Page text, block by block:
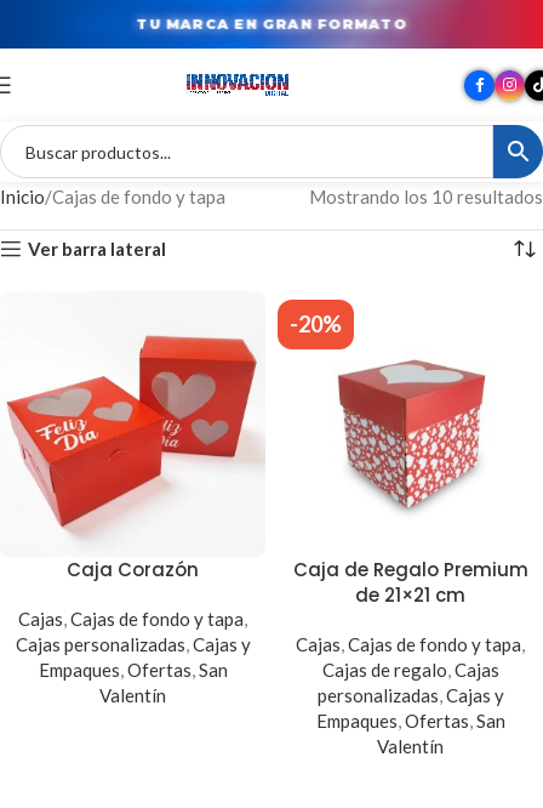
TU MARCA EN GRAN FORMATO
Inicio Cajas de fondo y tapa Mostrando los 10 resultados
Ver barra lateral
Caja Corazón
Cajas,Cajas de fondo y tapa,
Cajas personalizadas,Cajas y
Empaques,Ofertas,San
Valentín
-20%
Caja de Regalo Premium
de 21×21 cm
Cajas,Cajas de fondo y tapa,
Cajas de regalo,Cajas
personalizadas,Cajas y
Empaques,Ofertas,San
Valentín